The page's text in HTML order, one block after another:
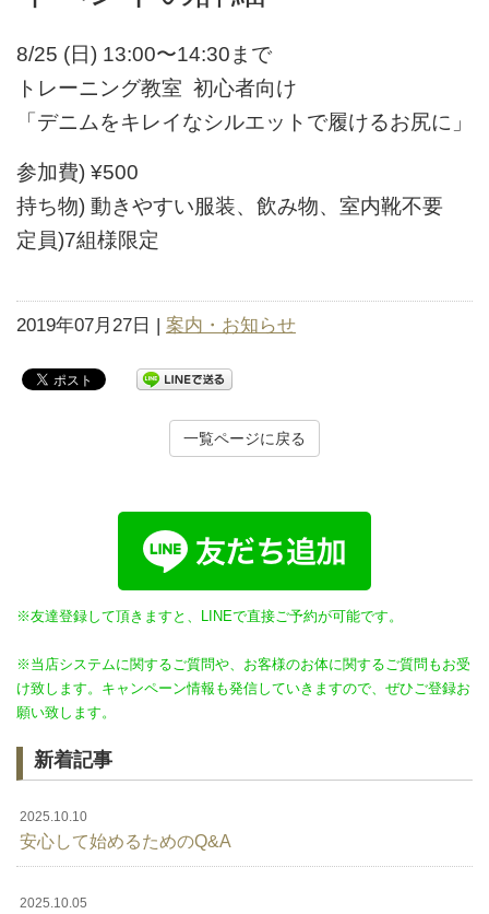
8/25 (日) 13:00〜14:30まで
トレーニング教室 初心者向け
「デニムをキレイなシルエットで履けるお尻に」
参加費) ¥500
持ち物) 動きやすい服装、飲み物、室内靴不要
定員)7組様限定
2019年07月27日 | 案内・お知らせ
一覧ページに戻る
※友達登録して頂きますと、LINEで直接ご予約が可能です。
※当店システムに関するご質問や、お客様のお体に関するご質問もお受
け致します。キャンペーン情報も発信していきますので、ぜひご登録お
願い致します。
新着記事
2025.10.10
安心して始めるためのQ&A
2025.10.05